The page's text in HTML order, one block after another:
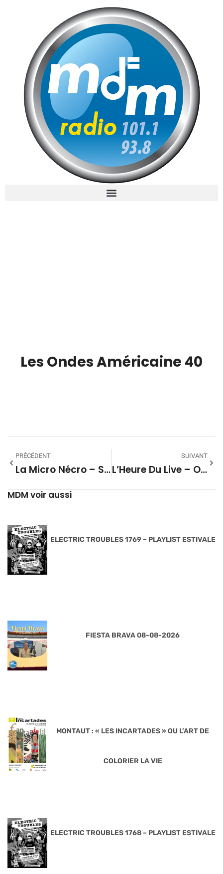
Les Ondes Américaine 40
PRÉCÉDENT
La Micro Nécro – Saison 01 #02
SUIVANT
L’Heure Du Live – Octobre 2024
MDM voir aussi
ELECTRIC TROUBLES 1769 – PLAYLIST ESTIVALE
FIESTA BRAVA 08-08-2026
MONTAUT : « LES INCARTADES » OU L’ART DE
COLORIER LA VIE
ELECTRIC TROUBLES 1768 – PLAYLIST ESTIVALE